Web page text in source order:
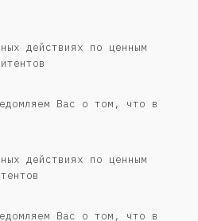
действиях по ценным
Вас о том, что в
действиях по ценным
Вас о том, что в